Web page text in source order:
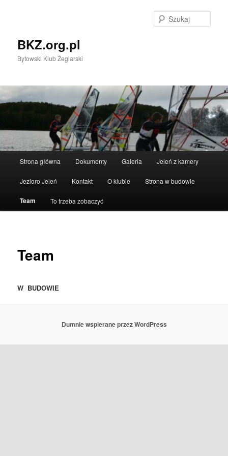
BKZ.org.pl
Bytowski Klub Żeglarski
Strona główna Dokumenty Galeria Jeleń z kamery
Jezioro Jeleń Kontakt O klubie Strona w budowie
Team To trzeba zobaczyć
Team
W BUDOWIE
Dumnie wspierane przez WordPress